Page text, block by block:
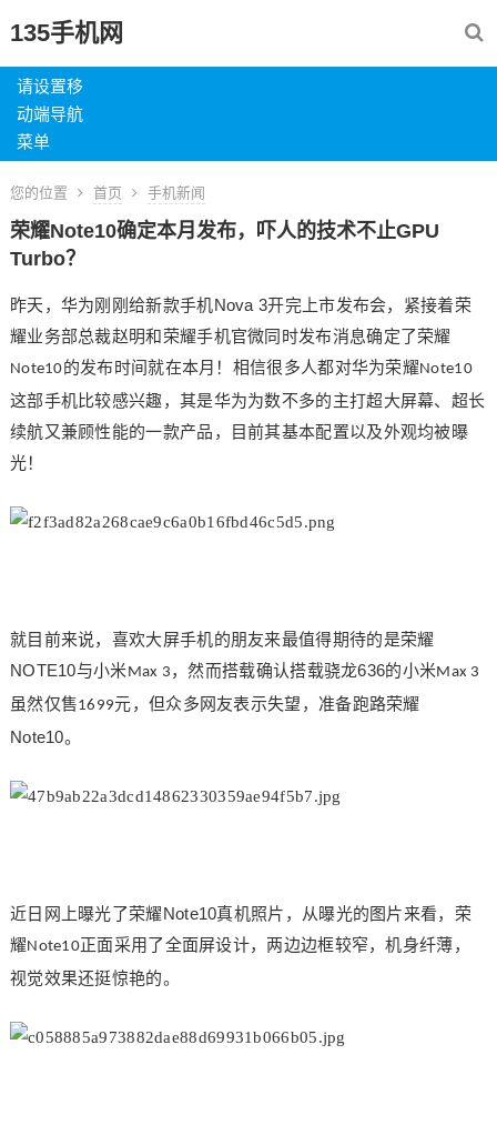
135手机网
请设置移
动端导航
菜单
您的位置 首页 手机新闻
荣耀Note10确定本月发布，吓人的技术不止GPU
Turbo？
昨天，华为刚刚给新款手机Nova 3开完上市发布会，紧接着荣
耀业务部总裁赵明和荣耀手机官微同时发布消息确定了荣耀
Note10的发布时间就在本月！相信很多人都对华为荣耀Note10
这部手机比较感兴趣，其是华为为数不多的主打超大屏幕、超长
续航又兼顾性能的一款产品，目前其基本配置以及外观均被曝
光！
就目前来说， 喜欢大屏手机的朋友来最值得期待的是荣耀
NOTE10与小米 Max 3 ，然而搭载确认搭载骁龙636的小米Max 3
虽然仅售1699元， 但众多网友表示失望，准备跑路荣耀
Note10。
近日网上曝光了荣耀Note10真机照片，从曝光的图片来看，荣
耀Note10正面采用了全面屏设计，两边边框较窄，机身纤薄，
视觉效果还挺惊艳的。